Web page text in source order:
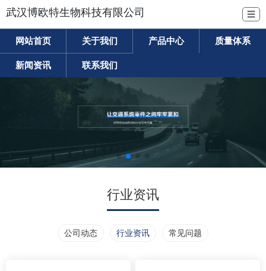
武汉博欧特生物科技有限公司 ☰
网站首页 关于我们 产品中心 质量体系
新闻资讯 联系我们
行业资讯
公司动态 行业资讯 常见问题